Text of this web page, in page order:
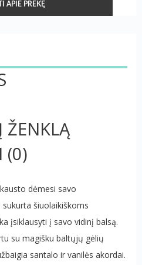
APIE PREKĘ
ŽENKLĄ
(0)
dėmesi savo
šiuolaikiškoms
įsiklausyti į savo vidinį balsą.
su magišku baltųjų gėlių
santalo ir vanilės akordai.